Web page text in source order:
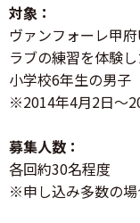
対象：
ヴァンフォーレ甲
ラブの練習を体験
小学校6年生の男子
※2014年4月2日～
募集人数：
各回約30名程度
※申し込み多数の場